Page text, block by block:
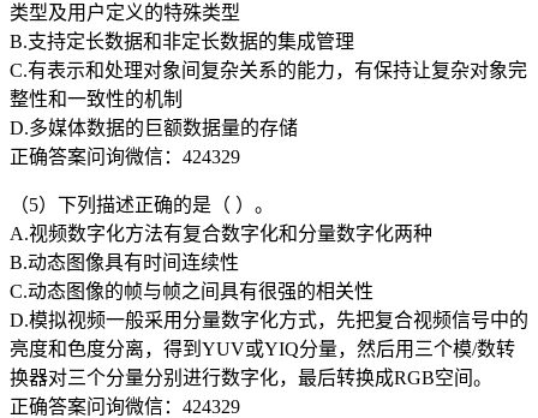
类型及用户定义的特殊类型
B.支持定长数据和非定长数据的集成管理
C.有表示和处理对象间复杂关系的能力，有保持让复杂对象完
整性和一致性的机制
D.多媒体数据的巨额数据量的存储
正确答案问询微信：424329
（5）下列描述正确的是（ ）。
A.视频数字化方法有复合数字化和分量数字化两种
B.动态图像具有时间连续性
C.动态图像的帧与帧之间具有很强的相关性
D.模拟视频一般采用分量数字化方式，先把复合视频信号中的
亮度和色度分离，得到YUV或YIQ分量，然后用三个模/数转
换器对三个分量分别进行数字化，最后转换成RGB空间。
正确答案问询微信：424329